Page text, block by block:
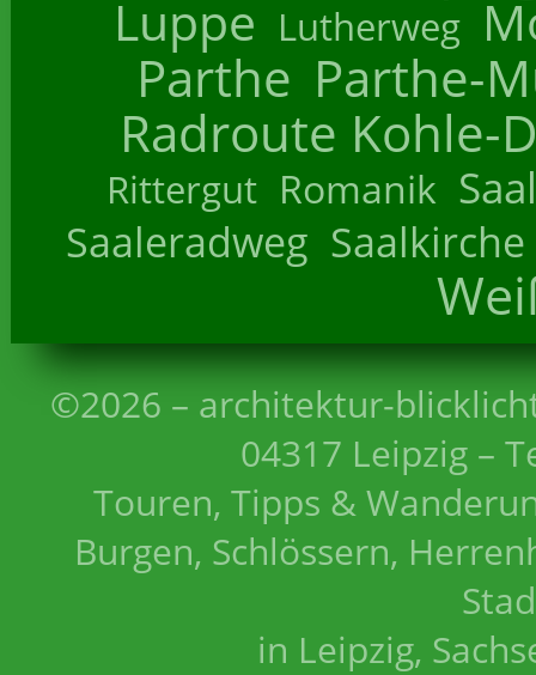
Luppe Lutherweg
Parthe Parthe-
Radroute Kohle-
Rittergut Romanik
Saaleradweg Saalkirche
©2026 – architektur-
04317 Leipzig –
Touren, Tipps &
Burgen, Schlössern,
in Leipzig,